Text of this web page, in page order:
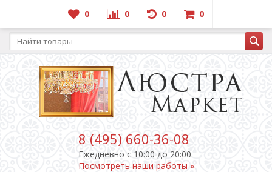
0 0 0 0
8 (495) 660-36-08
Ежедневно c 10:00 до 20:00
Посмотреть наши работы »